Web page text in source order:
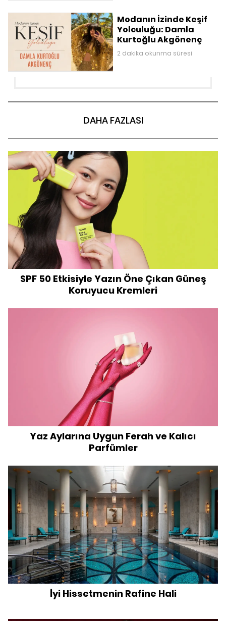
Modanın İzinde Keşif
Yolculuğu: Damla
Kurtoğlu Akgönenç
2 dakika okunma süresi
DAHA FAZLASI
SPF 50 Etkisiyle Yazın Öne Çıkan Güneş
Koruyucu Kremleri
Yaz Aylarına Uygun Ferah ve Kalıcı
Parfümler
İyi Hissetmenin Rafine Hali